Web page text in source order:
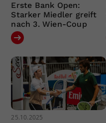
Erste Bank Open:
Starker Miedler greift
nach 3. Wien-Coup
25.10.2025